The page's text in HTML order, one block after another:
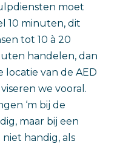
moet
10 minuten, dit
tot 10 à 20
handelen, dan
locatie van de AED
we vooral.
‘m bij de
maar bij een
handig, als